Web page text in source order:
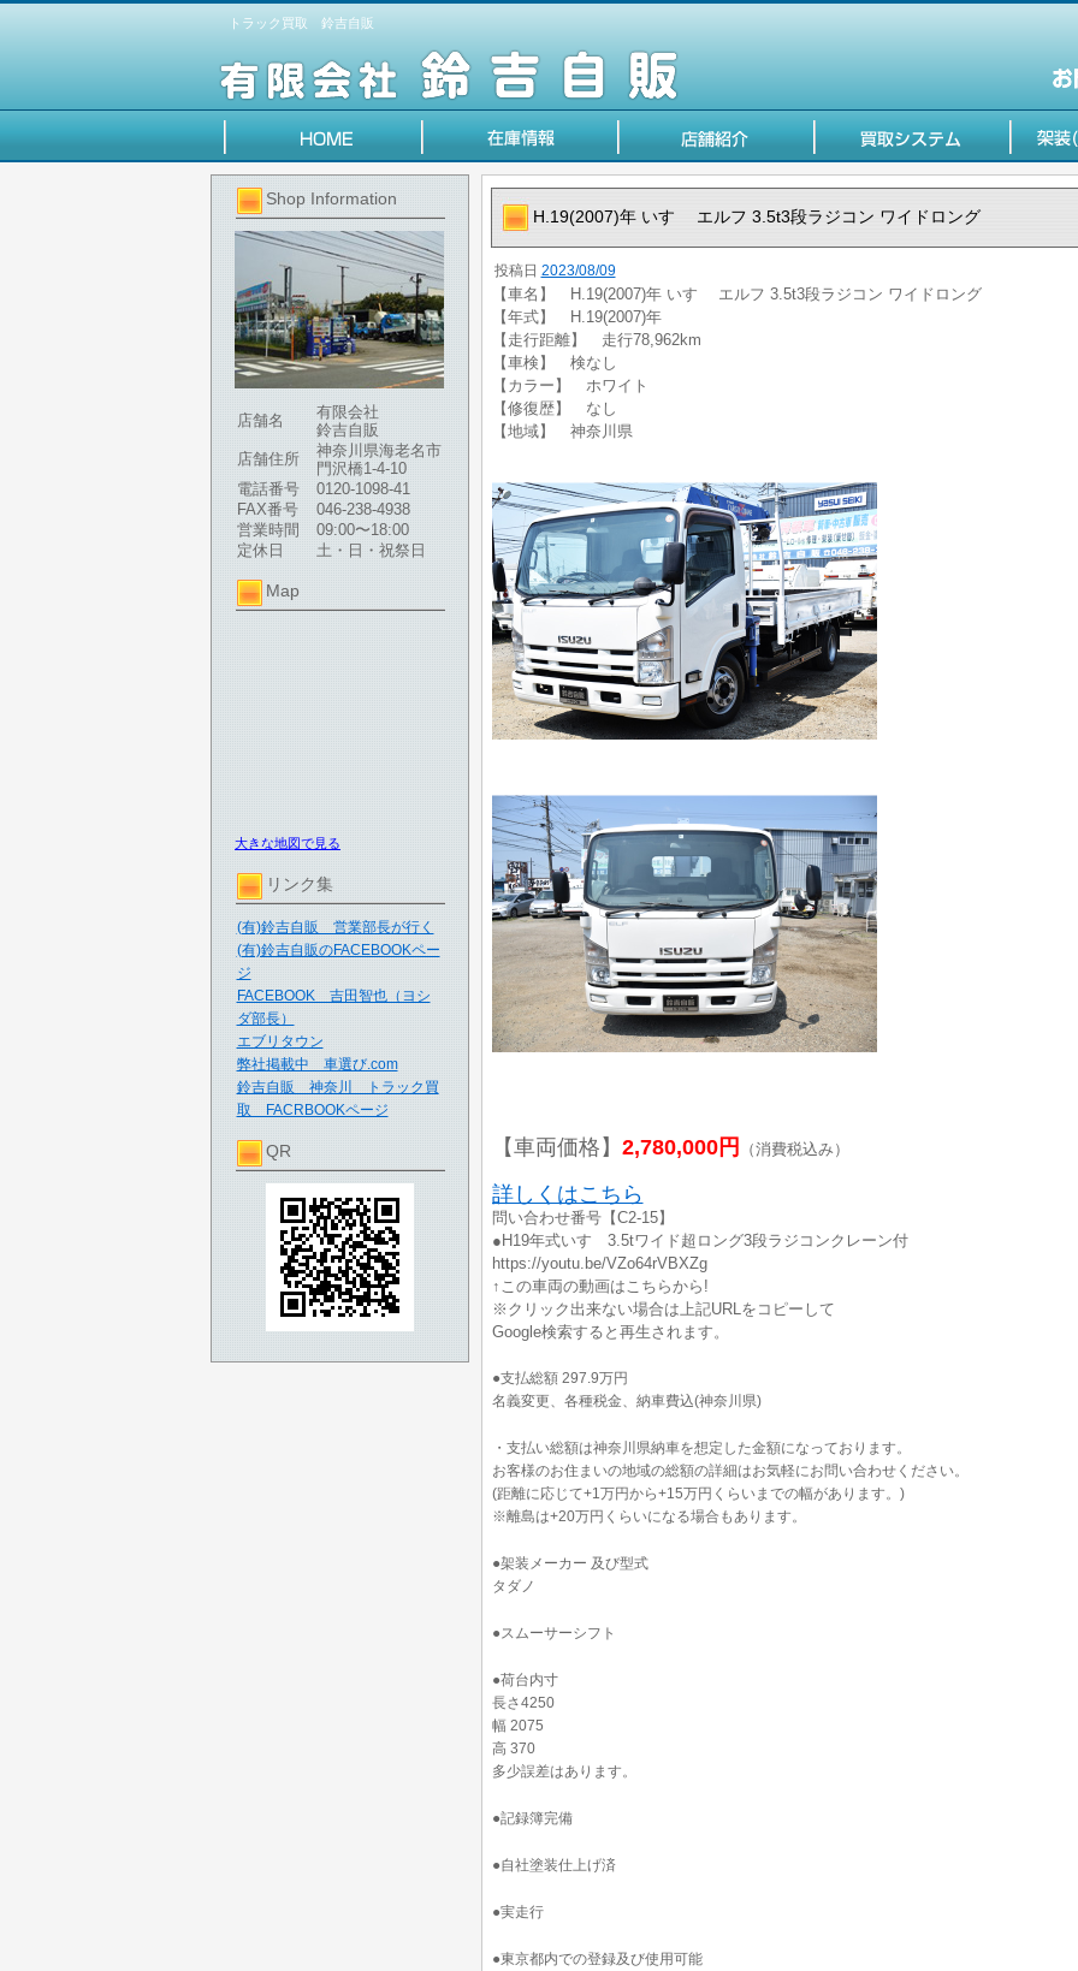
トラック買取 鈴吉自販
Shop Information
店舗名
有限会社
鈴吉自販
店舗住所
神奈川県海老名市
門沢橋1-4-10
電話番号
0120-1098-41
FAX番号
046-238-4938
営業時間
09:00〜18:00
定休日
土・日・祝祭日
Map
大きな地図で見る
リンク集
(有)鈴吉自販 営業部長が行く
(有)鈴吉自販のFACEBOOKペー
ジ
FACEBOOK 吉田智也（ヨシ
ダ部長）
エブリタウン
弊社掲載中 車選び.com
鈴吉自販 神奈川 トラック買
取 FACRBOOKページ
QR
H.19(2007)年 いすゞ エルフ 3.5t3段ラジコン ワイドロング
投稿日 2023/08/09
【車名】 H.19(2007)年 いすゞ エルフ 3.5t3段ラジコン ワイドロング
【年式】 H.19(2007)年
【走行距離】 走行78,962km
【車検】 検なし
【カラー】 ホワイト
【修復歴】 なし
【地域】 神奈川県
【車両価格】 2,780,000円 （消費税込み）
詳しくはこちら
問い合わせ番号【C2-15】
●H19年式いすゞ3.5tワイド超ロング3段ラジコンクレーン付
https://youtu.be/VZo64rVBXZg
↑この車両の動画はこちらから!
※クリック出来ない場合は上記URLをコピーして
Google検索すると再生されます。
●支払総額 297.9万円
名義変更、各種税金、納車費込(神奈川県)
・支払い総額は神奈川県納車を想定した金額になっております。
お客様のお住まいの地域の総額の詳細はお気軽にお問い合わせください。
(距離に応じて+1万円から+15万円くらいまでの幅があります。)
※離島は+20万円くらいになる場合もあります。
●架装メーカー 及び型式
タダノ
●スムーサーシフト
●荷台内寸
長さ4250
幅 2075
高 370
多少誤差はあります。
●記録簿完備
●自社塗装仕上げ済
●実走行
●東京都内での登録及び使用可能